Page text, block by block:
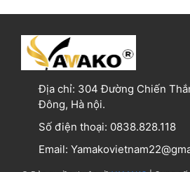
Địa chỉ: 304 Đường Chiến
Đông, Hà nội.
Số điện thoại: 0838.828.118
Email: